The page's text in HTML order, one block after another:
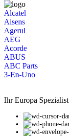
Alcatel
Aisens
Agerul
AEG
Acorde
ABUS
ABC Parts
3-En-Uno
Ihr Europa